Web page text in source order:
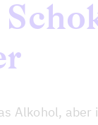
Alkohol,